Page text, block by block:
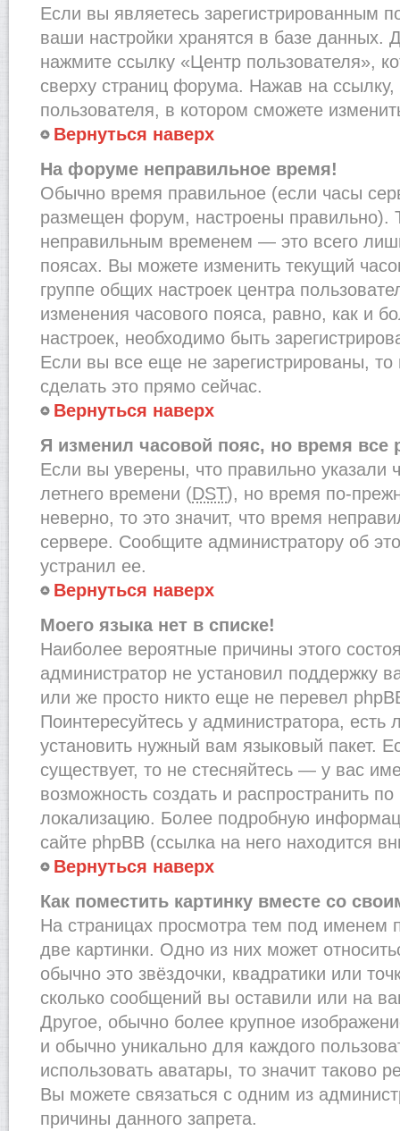
Если вы являетесь зарегистрированным
ваши настройки хранятся в базе данных.
нажмите ссылку «Центр пользователя»,
сверху страниц форума. Нажав на
пользователя, в котором сможете
Вернуться наверх
На форуме неправильное время!
Обычно время правильное (если часы
размещен форум, настроены правильно).
неправильным временем — это всего
поясах. Вы можете изменить текущий
группе общих настроек центра
изменения часового пояса, равно, как и
настроек, необходимо быть
Если вы все еще не зарегистрированы,
сделать это прямо сейчас.
Вернуться наверх
Я изменил часовой пояс, но время все
Если вы уверены, что правильно указали
летнего времени (DST), но время по-
неверно, то это значит, что время
сервере. Сообщите администратору об
устранил ее.
Вернуться наверх
Моего языка нет в списке!
Наиболее вероятные причины этого
администратор не установил поддержку
или же просто никто еще не перевел
Поинтересуйтесь у администратора, есть
установить нужный вам языковый пакет.
существует, то не стесняйтесь — у вас
возможность создать и распространить
локализацию. Более подробную
сайте phpBB (ссылка на него находится
Вернуться наверх
Как поместить картинку вместе со
На страницах просмотра тем под именем
две картинки. Одно из них может
обычно это звёздочки, квадратики или
сколько сообщений вы оставили или на
Другое, обычно более крупное
и обычно уникально для каждого
использовать аватары, то значит таково
Вы можете связаться с одним из
причины данного запрета.